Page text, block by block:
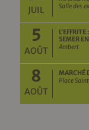
JUIL
Salle des
5
AOÛT
SEMER
Ambert
8
AOÛT
MARCHÉ
Place